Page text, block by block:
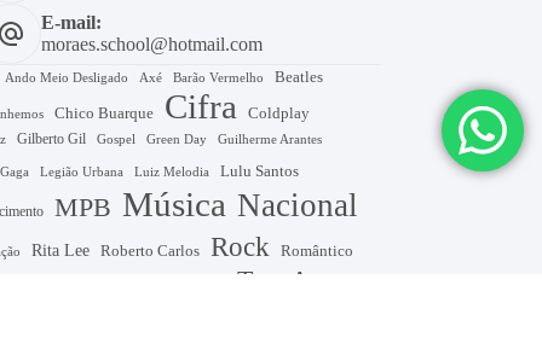
E-mail:
moraes.school@hotmail.com
Ando Meio Desligado Axé Barão Vermelho Beatles
Chico Buarque Cifra Coldplay
Gilberto Gil Gospel Green Day Guilherme Arantes
Legião Urbana Luiz Melodia Lulu Santos
MPB Música Nacional
Rita Lee Roberto Carlos Rock Romântico
Tom A